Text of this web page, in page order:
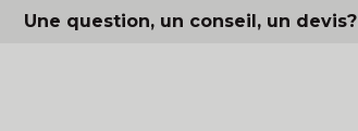
Une question, un conseil, un devis?